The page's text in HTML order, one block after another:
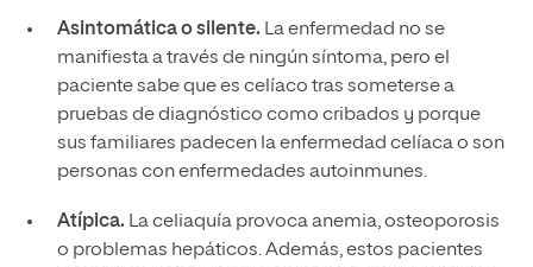
Asintomática o silente. La enfermedad no se
manifiesta a través de ningún síntoma, pero el
paciente sabe que es celíaco tras someterse a
pruebas de diagnóstico como cribados y porque
sus familiares padecen la enfermedad celíaca o son
personas con enfermedades autoinmunes.
Atípica. La celiaquía provoca anemia, osteoporosis
o problemas hepáticos. Además, estos pacientes